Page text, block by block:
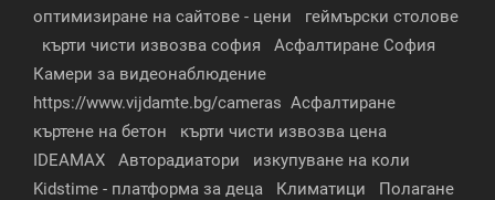
оптимизиране на сайтове - цени
геймърски столове
кърти чисти извозва софия
Асфалтиране София
Камери за видеонаблюдение
https://www.vijdamte.bg/cameras Асфалтиране
къртене на бетон
кърти чисти извозва цена
IDEAMAX
Авторадиатори
изкупуване на коли
Kidstime - платформа за деца
Климатици
Полагане